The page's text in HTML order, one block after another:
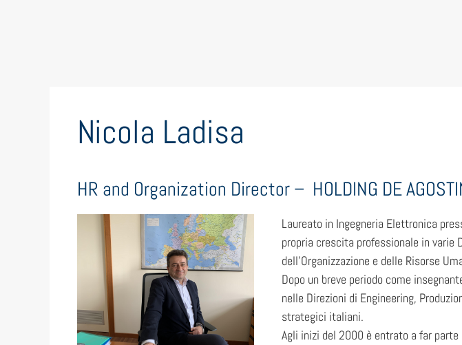
Nicola Ladisa
HR and Organization Director – HOLDING DE
Laureato in Ingegneria Elettronica
propria crescita professionale in varie
dell’Organizzazione e delle Risorse
Dopo un breve periodo come
nelle Direzioni di Engineering,
strategici italiani.
Agli inizi del 2000 è entrato a far parte